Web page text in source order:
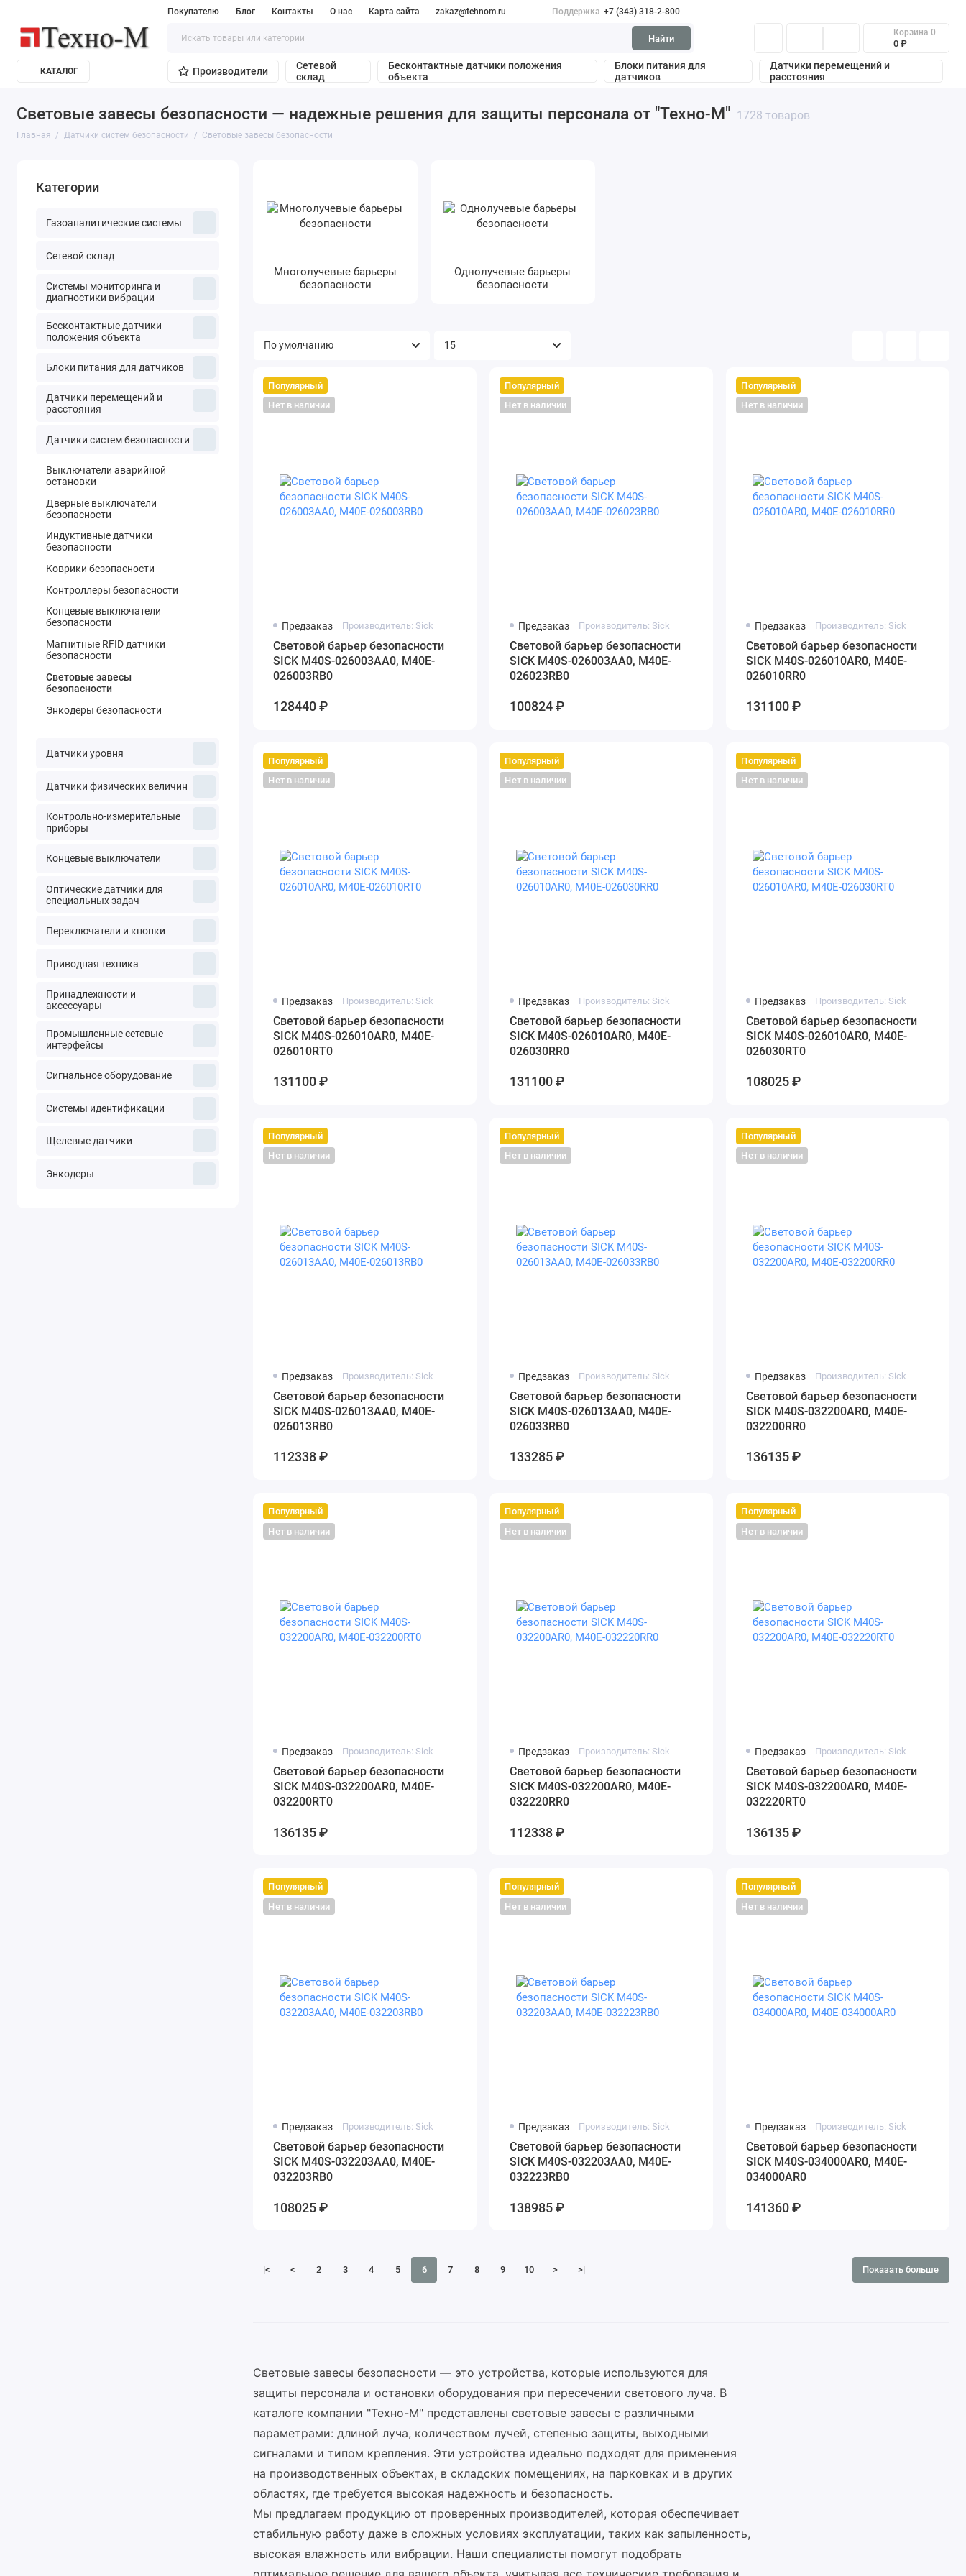
Покупателю Блог Контакты О нас Карта сайта zakaz@tehnom.ru Поддержка +7 (343) 318-2-800
Найти
Корзина 0
0 ₽
КАТАЛОГ Производители
Сетевой
склад
Бесконтактные датчики положения
объекта
Блоки питания для
датчиков
Датчики перемещений и
расстояния
Световые завесы безопасности — надежные решения для защиты персонала от "Техно-М" 1728 товаров
Главная Датчики систем безопасности Световые завесы безопасности
Категории
Газоаналитические системы
Сетевой склад
Системы мониторинга и
диагностики вибрации
Бесконтактные датчики
положения объекта
Блоки питания для датчиков
Датчики перемещений и
расстояния
Датчики систем безопасности
Выключатели аварийной
остановки
Дверные выключатели
безопасности
Индуктивные датчики
безопасности
Коврики безопасности
Контроллеры безопасности
Концевые выключатели
безопасности
Магнитные RFID датчики
безопасности
Световые завесы
безопасности
Энкодеры безопасности
Датчики уровня
Датчики физических величин
Контрольно-измерительные
приборы
Концевые выключатели
Оптические датчики для
специальных задач
Переключатели и кнопки
Приводная техника
Принадлежности и
аксессуары
Промышленные сетевые
интерфейсы
Сигнальное оборудование
Системы идентификации
Щелевые датчики
Энкодеры
Многолучевые барьеры
безопасности
Однолучевые барьеры
безопасности
Популярный
Нет в наличии
Предзаказ Производитель: Sick
Cветовой барьер безопасности
SICK M40S-026003AA0, M40E-
026003RB0
128440 ₽
Популярный
Нет в наличии
Предзаказ Производитель: Sick
Cветовой барьер безопасности
SICK M40S-026003AA0, M40E-
026023RB0
100824 ₽
Популярный
Нет в наличии
Предзаказ Производитель: Sick
Cветовой барьер безопасности
SICK M40S-026010AR0, M40E-
026010RR0
131100 ₽
Популярный
Нет в наличии
Предзаказ Производитель: Sick
Cветовой барьер безопасности
SICK M40S-026010AR0, M40E-
026010RT0
131100 ₽
Популярный
Нет в наличии
Предзаказ Производитель: Sick
Cветовой барьер безопасности
SICK M40S-026010AR0, M40E-
026030RR0
131100 ₽
Популярный
Нет в наличии
Предзаказ Производитель: Sick
Cветовой барьер безопасности
SICK M40S-026010AR0, M40E-
026030RT0
108025 ₽
Популярный
Нет в наличии
Предзаказ Производитель: Sick
Cветовой барьер безопасности
SICK M40S-026013AA0, M40E-
026013RB0
112338 ₽
Популярный
Нет в наличии
Предзаказ Производитель: Sick
Cветовой барьер безопасности
SICK M40S-026013AA0, M40E-
026033RB0
133285 ₽
Популярный
Нет в наличии
Предзаказ Производитель: Sick
Cветовой барьер безопасности
SICK M40S-032200AR0, M40E-
032200RR0
136135 ₽
Популярный
Нет в наличии
Предзаказ Производитель: Sick
Cветовой барьер безопасности
SICK M40S-032200AR0, M40E-
032200RT0
136135 ₽
Популярный
Нет в наличии
Предзаказ Производитель: Sick
Cветовой барьер безопасности
SICK M40S-032200AR0, M40E-
032220RR0
112338 ₽
Популярный
Нет в наличии
Предзаказ Производитель: Sick
Cветовой барьер безопасности
SICK M40S-032200AR0, M40E-
032220RT0
136135 ₽
Популярный
Нет в наличии
Предзаказ Производитель: Sick
Cветовой барьер безопасности
SICK M40S-032203AA0, M40E-
032203RB0
108025 ₽
Популярный
Нет в наличии
Предзаказ Производитель: Sick
Cветовой барьер безопасности
SICK M40S-032203AA0, M40E-
032223RB0
138985 ₽
Популярный
Нет в наличии
Предзаказ Производитель: Sick
Cветовой барьер безопасности
SICK M40S-034000AR0, M40E-
034000AR0
141360 ₽
|< < 2 3 4 5 6 7 8 9 10 > >| Показать больше
Световые завесы безопасности — это устройства, которые используются для
защиты персонала и остановки оборудования при пересечении светового луча. В
каталоге компании "Техно-М" представлены световые завесы с различными
параметрами: длиной луча, количеством лучей, степенью защиты, выходными
сигналами и типом крепления. Эти устройства идеально подходят для применения
на производственных объектах, в складских помещениях, на парковках и в других
областях, где требуется высокая надежность и безопасность.
Мы предлагаем продукцию от проверенных производителей, которая обеспечивает
стабильную работу даже в сложных условиях эксплуатации, таких как запыленность,
высокая влажность или вибрации. Наши специалисты помогут подобрать